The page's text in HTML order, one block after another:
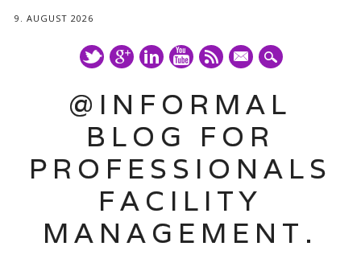
9. AUGUST 2026
mail
@INFORMAL
BLOG FOR
PROFESSIONALS
FACILITY
MANAGEMENT.